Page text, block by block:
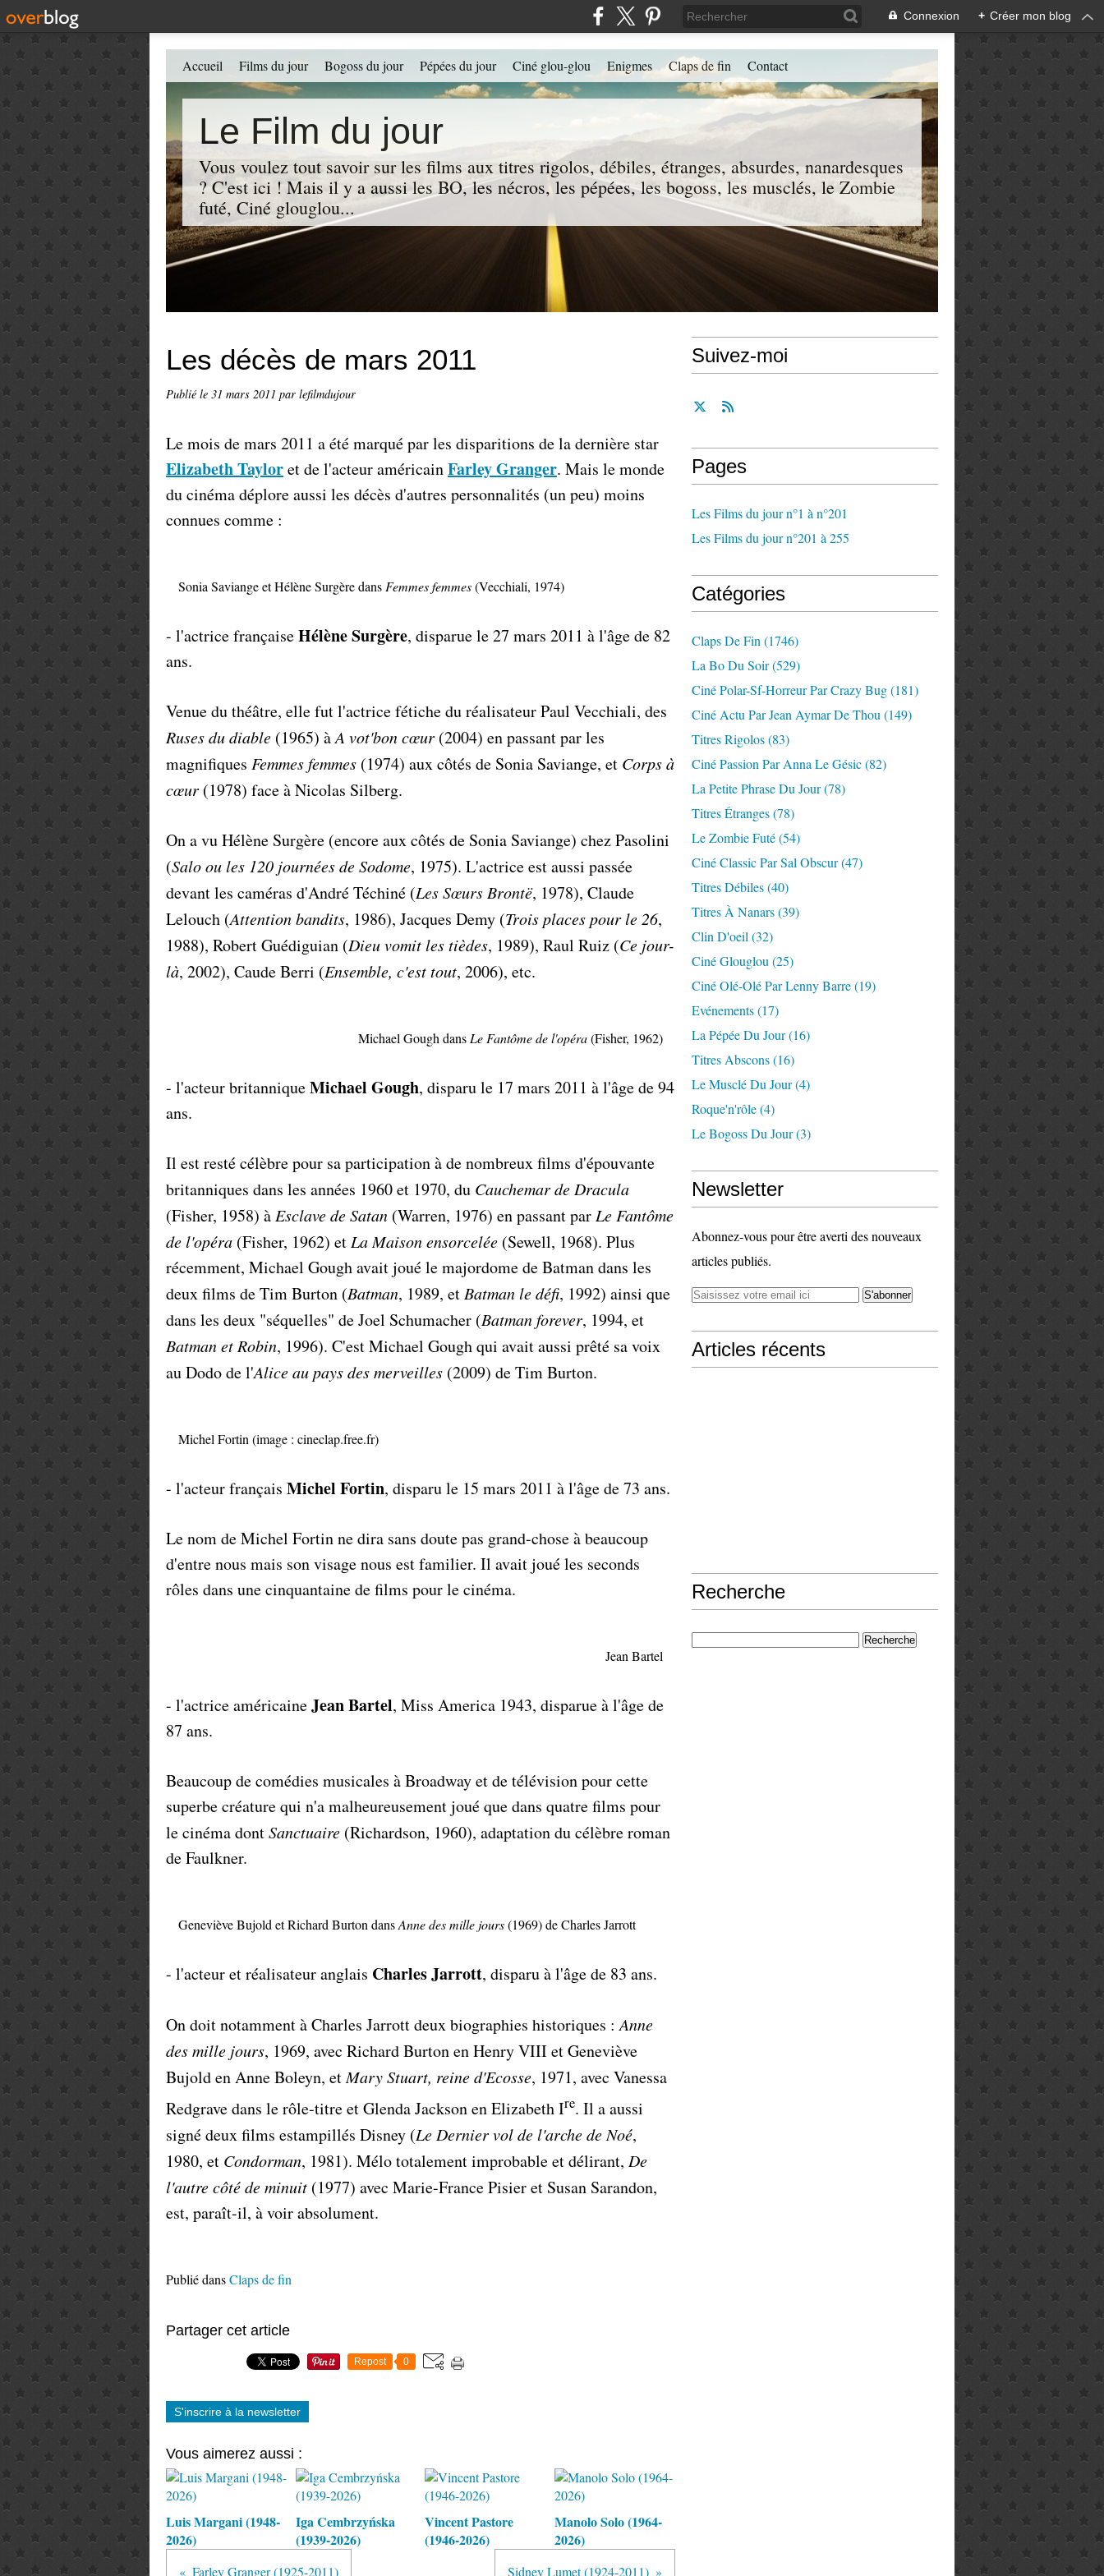
Connexion + Créer mon blog
Le Film du jour
Vous voulez tout savoir sur les films aux titres rigolos, débiles, étranges, absurdes, nanardesques
? C'est ici ! Mais il y a aussi les BO, les nécros, les pépées, les bogoss, les musclés, le Zombie
futé, Ciné glouglou...
Accueil Films du jour Bogoss du jour Pépées du jour Ciné glou-glou Enigmes Claps de fin Contact
Les décès de mars 2011
Publié le 31 mars 2011 par lefilmdujour
Le mois de mars 2011 a été marqué par les disparitions de la dernière star
Elizabeth Tayloret de l'acteur américainFarley Granger. Mais le monde
du cinéma déplore aussi les décès d'autres personnalités (un peu) moins
connues comme :
Sonia Saviange et Hélène Surgère dans Femmes femmes(Vecchiali, 1974)
- l'actrice françaiseHélène Surgère, disparue le 27 mars 2011 à l'âge de 82
ans.
Venue du théâtre, elle fut l'actrice fétiche du réalisateur Paul Vecchiali, des
Ruses du diable (1965) àA vot'bon cœur (2004) en passant par les
magnifiques Femmes femmes (1974) aux côtés de Sonia Saviange, et Corps à
cœur (1978) face à Nicolas Silberg.
On a vu Hélène Surgère (encore aux côtés de Sonia Saviange) chez Pasolini
(Salo ou les 120 journées de Sodome, 1975). L'actrice est aussi passée
devant les caméras d'André Téchiné (Les Sœurs Brontë, 1978), Claude
Lelouch (Attention bandits, 1986), Jacques Demy (Trois places pour le 26,
1988), Robert Guédiguian (Dieu vomit les tièdes, 1989), Raul Ruiz (Ce jour-
là, 2002), Caude Berri (Ensemble, c'est tout, 2006), etc.
Michael Gough dans Le Fantôme de l'opéra(Fisher, 1962)
- l'acteur britanniqueMichael Gough, disparu le 17 mars 2011 à l'âge de 94
ans.
Il est resté célèbre pour sa participation à de nombreux films d'épouvante
britanniques dans les années 1960 et 1970, du Cauchemar de Dracula
(Fisher, 1958) à Esclave de Satan (Warren, 1976) en passant par Le Fantôme
de l'opéra (Fisher, 1962) et La Maison ensorcelée (Sewell, 1968). Plus
récemment, Michael Gough avait joué le majordome de Batman dans les
deux films de Tim Burton (Batman, 1989, et Batman le défi, 1992) ainsi que
dans les deux "séquelles" de Joel Schumacher (Batman forever, 1994, et
Batman et Robin, 1996). C'est Michael Gough qui avait aussi prêté sa voix
au Dodo de l'Alice au pays des merveilles (2009) de Tim Burton.
Michel Fortin (image : cineclap.free.fr)
- l'acteur français Michel Fortin, disparu le 15 mars 2011 à l'âge de 73 ans.
Le nom de Michel Fortin ne dira sans doute pas grand-chose à beaucoup
d'entre nous mais son visage nous est familier. Il avait joué les seconds
rôles dans une cinquantaine de films pour le cinéma.
Jean Bartel
- l'actrice américaineJean Bartel, Miss America 1943, disparue à l'âge de
87 ans.
Beaucoup de comédies musicales à Broadway et de télévision pour cette
superbe créature qui n'a malheureusement joué que dans quatre films pour
le cinéma dontSanctuaire (Richardson, 1960), adaptation du célèbre roman
de Faulkner.
Geneviève Bujold et Richard Burton dansAnne des mille jours(1969) de Charles Jarrott
- l'acteur et réalisateur anglais Charles Jarrott, disparu à l'âge de 83 ans.
On doit notamment à Charles Jarrott deux biographies historiques :Anne
des mille jours, 1969, avec Richard Burton en Henry VIII et Geneviève
Bujold en Anne Boleyn, etMary Stuart, reine d'Ecosse, 1971, avec Vanessa
Redgrave dans le rôle-titre et Glenda Jackson en Elizabeth Ire. Il a aussi
signé deux films estampillés Disney (Le Dernier vol de l'arche de Noé,
1980, et Condorman, 1981). Mélo totalement improbable et délirant, De
l'autre côté de minuit (1977) avec Marie-France Pisier et Susan Sarandon,
est, paraît-il, à voir absolument.
Publié dansClaps de fin
Partager cet article
Repost 0
S'inscrire à la newsletter
Vous aimerez aussi :
Luis Margani (1948-
2026)
Iga Cembrzyńska
(1939-2026)
Vincent Pastore
(1946-2026)
Manolo Solo (1964-
2026)
Farley Granger (1925-2011) Sidney Lumet (1924-2011)
Suivez-moi
Pages
Les Films du jour n°1 à n°201
Les Films du jour n°201 à 255
Catégories
Claps De Fin (1746)
La Bo Du Soir(529)
Ciné Polar-Sf-Horreur Par Crazy Bug(181)
Ciné Actu Par Jean Aymar De Thou (149)
Titres Rigolos(83)
Ciné Passion Par Anna Le Gésic(82)
La Petite Phrase Du Jour(78)
Titres Étranges(78)
Le Zombie Futé(54)
Ciné Classic Par Sal Obscur(47)
Titres Débiles(40)
Titres À Nanars(39)
Clin D'oeil (32)
Ciné Glouglou (25)
Ciné Olé-Olé Par Lenny Barre(19)
Evénements(17)
La Pépée Du Jour(16)
Titres Abscons(16)
Le Musclé Du Jour(4)
Roque'n'rôle(4)
Le Bogoss Du Jour(3)
Newsletter
Abonnez-vous pour être averti des nouveaux
articles publiés.
Articles récents
Recherche